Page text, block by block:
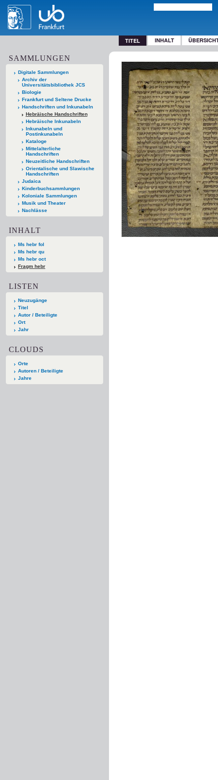
TITEL INHALT
SAMMLUNGEN
Digitale Sammlungen
Archiv der
Universitätsbibliothek JCS
Biologie
Frankfurt und Seltene Drucke
Handschriften und Inkunabeln
Hebräische Handschriften
Hebräische Inkunabeln
Inkunabeln und
Postinkunabeln
Kataloge
Mittelalterliche
Handschriften
Neuzeitliche Handschriften
Orientalische und Slawische
Handschriften
Judaica
Kinderbuchsammlungen
Koloniale Sammlungen
Musik und Theater
Nachlässe
INHALT
Ms hebr fol
Ms hebr qu
Ms hebr oct
Fragm hebr
LISTEN
Neuzugänge
Titel
Autor / Beteiligte
Ort
Jahr
CLOUDS
Orte
Autoren / Beteiligte
Jahre